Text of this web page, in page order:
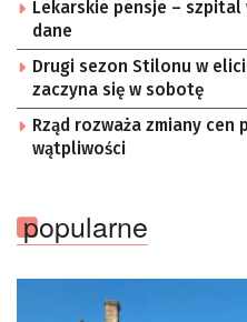
Lekarskie pensje –
dane
Drugi sezon Stilonu w
zaczyna się w sobotę
Rząd rozważa zmiany cen
wątpliwości
popularne